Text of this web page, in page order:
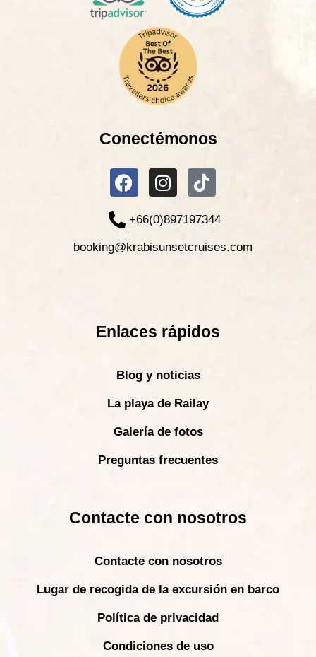
Conectémonos
+66(0)897197344
booking@krabisunsetcruises.com
Enlaces rápidos
Blog y noticias
La playa de Railay
Galería de fotos
Preguntas frecuentes
Contacte con nosotros
Contacte con nosotros
Lugar de recogida de la excursión en barco
Política de privacidad
Condiciones de uso